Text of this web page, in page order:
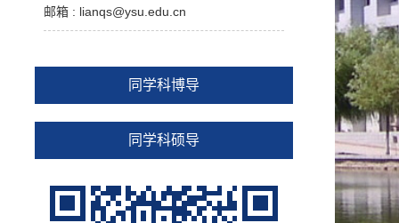
邮箱 : lianqs@ysu.edu.cn
同学科博导
同学科硕导